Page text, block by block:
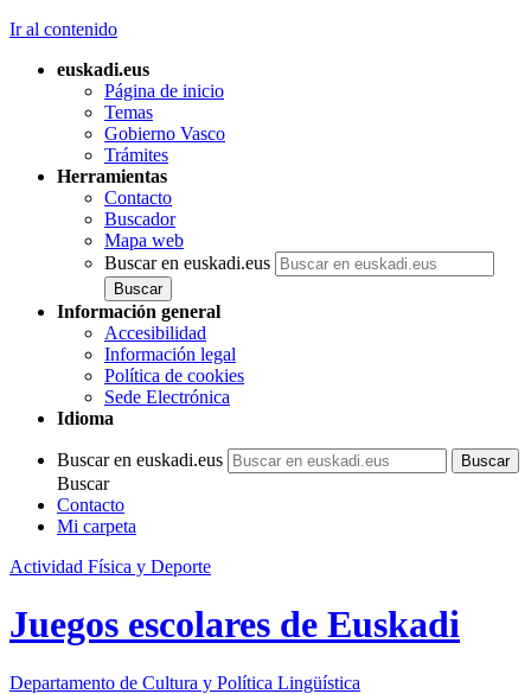
Ir al contenido
euskadi.eus
Página de inicio
Temas
Gobierno Vasco
Trámites
Herramientas
Contacto
Buscador
Mapa web
Buscar en euskadi.eus
Información general
Accesibilidad
Información legal
Política de cookies
Sede Electrónica
Idioma
Buscar en euskadi.eus
Buscar
Contacto
Mi carpeta
Actividad Física y Deporte
Juegos escolares de Euskadi
Departamento de Cultura y Política Lingüística